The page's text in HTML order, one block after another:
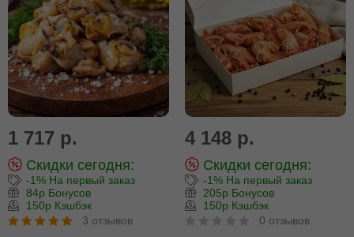
1 717 р.
Скидки сегодня:
-1% На первый заказ
84р Бонусов
150р Кэшбэк
3 отзывов
4 148 р.
Скидки сегодня:
-1% На первый заказ
205р Бонусов
150р Кэшбэк
0 отзывов